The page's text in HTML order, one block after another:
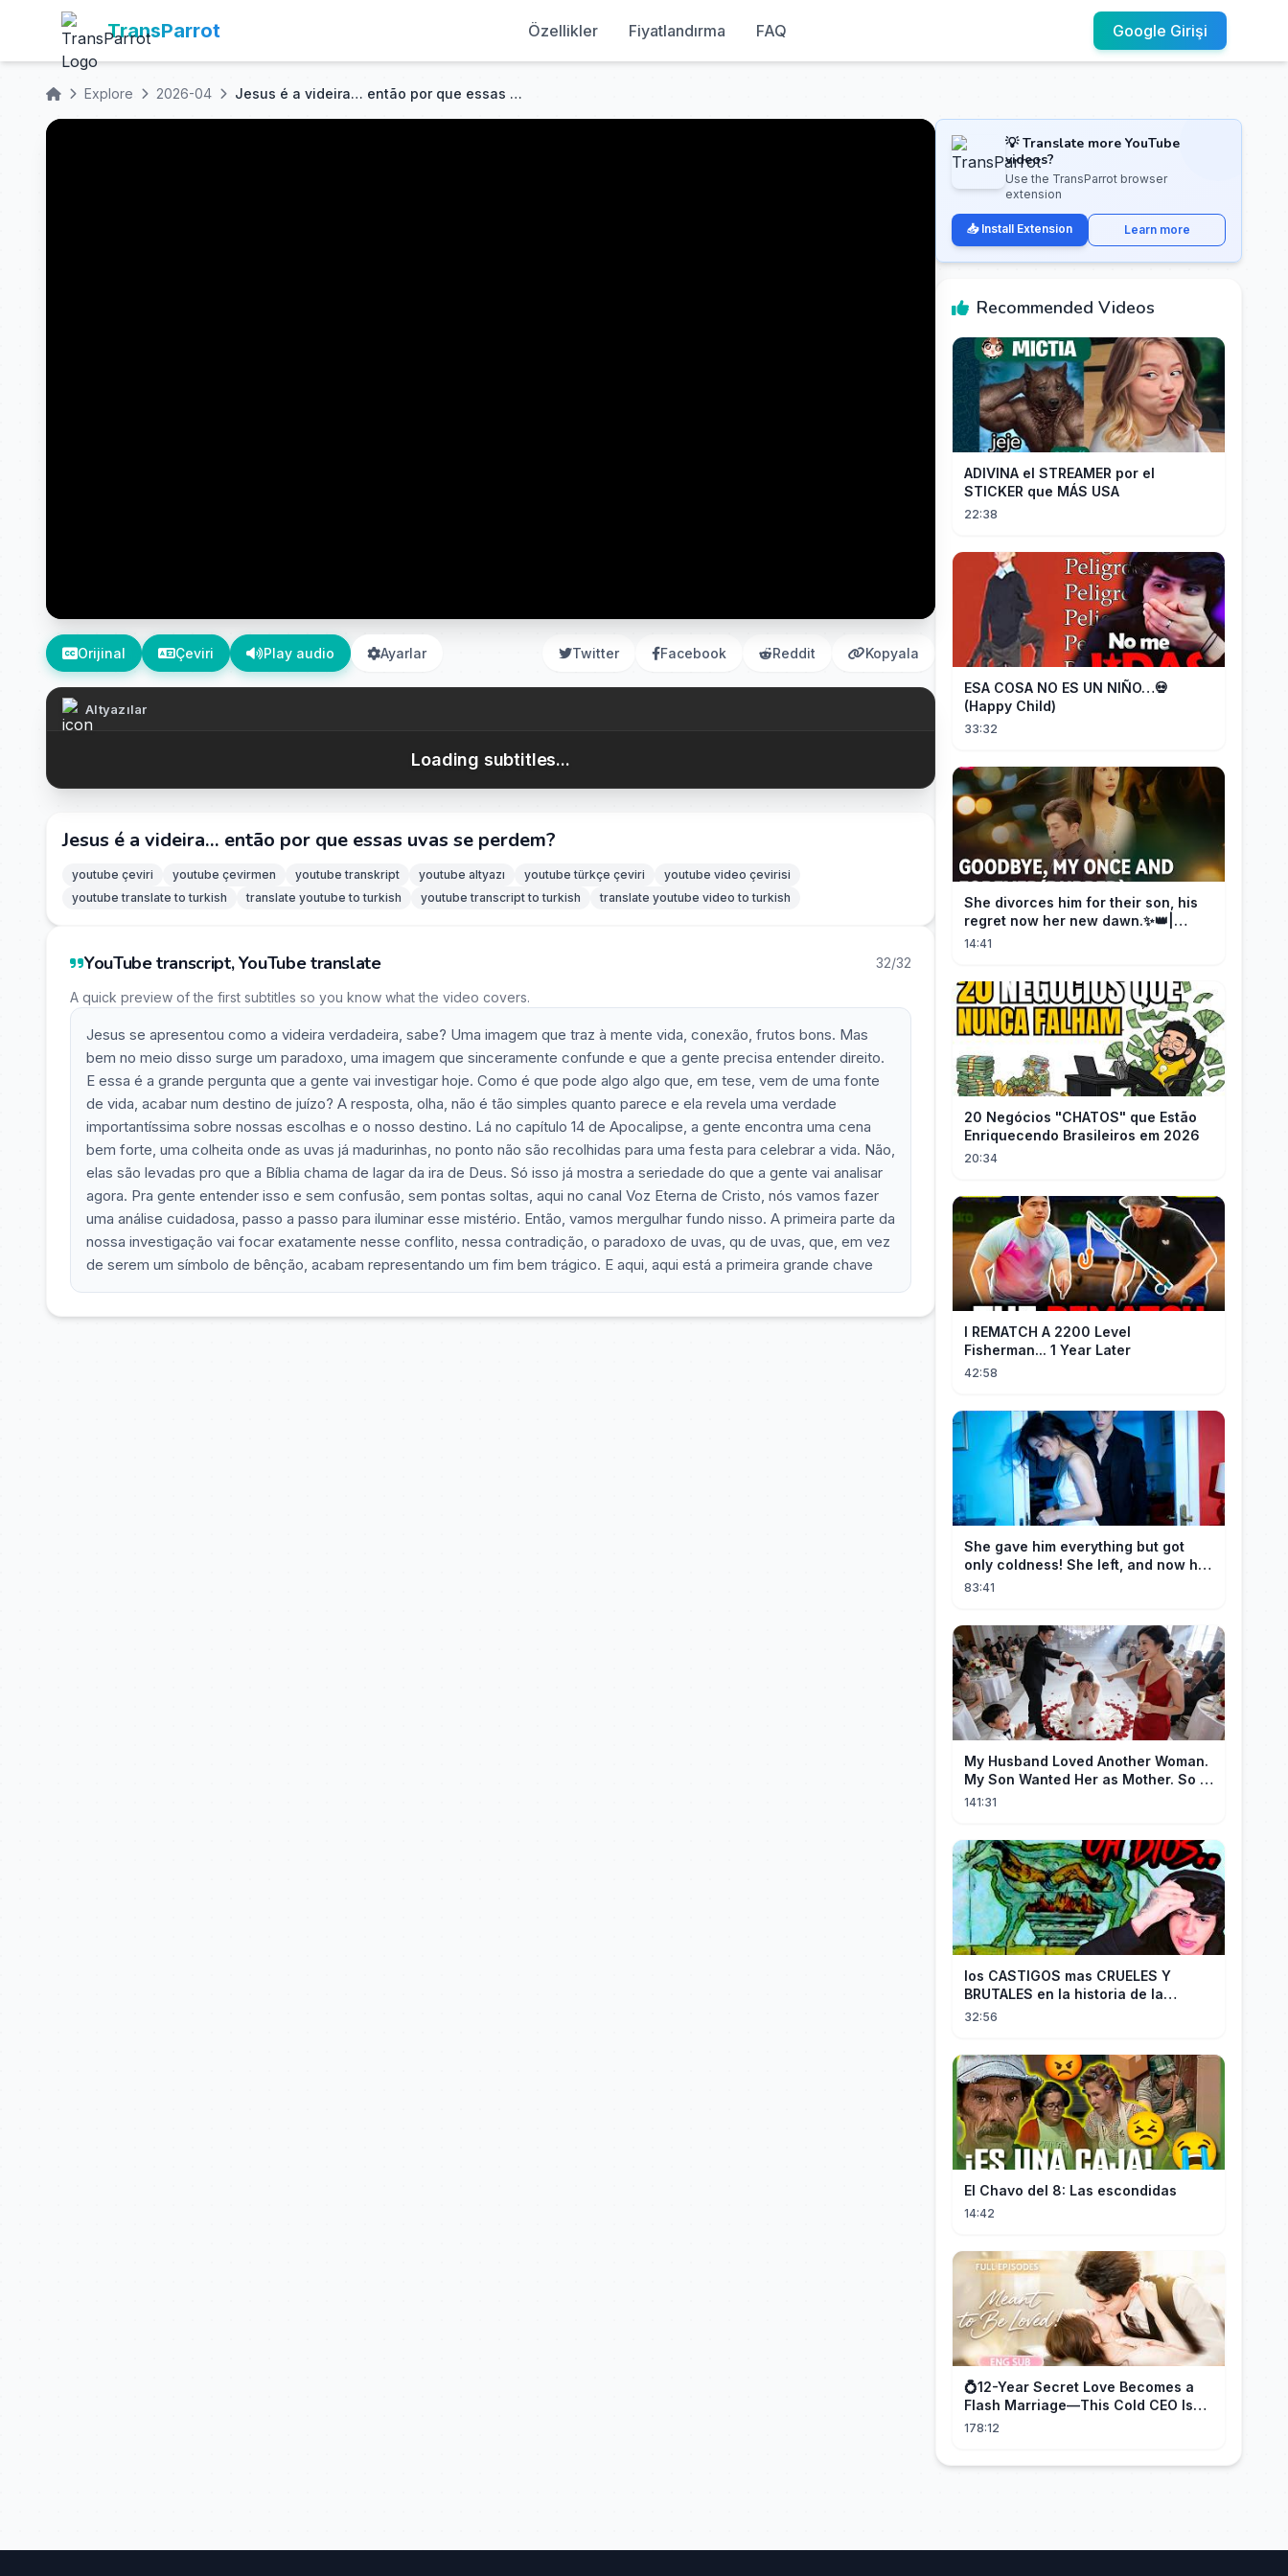
TransParrot Özellikler Fiyatlandırma FAQ Google Girişi
Explore 2026-04 Jesus é a videira… então por que essas uvas se perdem?
Orijinal Çeviri Play audio Ayarlar Twitter Facebook Reddit Kopyala
Altyazılar
Loading subtitles...
Jesus é a videira… então por que essas uvas se perdem?
youtube çeviri youtube çevirmen youtube transkript youtube altyazı youtube türkçe çeviri
youtube video çevirisi
youtube translate to turkish
translate youtube to turkish youtube transcript to turkish translate youtube video to turkish
YouTube transcript, YouTube translate 32/32
A quick preview of the first subtitles so you know what the video covers.
Jesus se apresentou como a videira verdadeira, sabe? Uma imagem que traz à mente vida, conexão, frutos bons. Mas
bem no meio disso surge um paradoxo, uma imagem que sinceramente confunde e que a gente precisa entender direito.
E essa é a grande pergunta que a gente vai investigar hoje. Como é que pode algo algo que, em tese, vem de uma fonte
de vida, acabar num destino de juízo? A resposta, olha, não é tão simples quanto parece e ela revela uma verdade
importantíssima sobre nossas escolhas e o nosso destino. Lá no capítulo 14 de Apocalipse, a gente encontra uma cena
bem forte, uma colheita onde as uvas já madurinhas, no ponto não são recolhidas para uma festa para celebrar a vida. Não,
elas são levadas pro que a Bíblia chama de lagar da ira de Deus. Só isso já mostra a seriedade do que a gente vai analisar
agora. Pra gente entender isso e sem confusão, sem pontas soltas, aqui no canal Voz Eterna de Cristo, nós vamos fazer
uma análise cuidadosa, passo a passo para iluminar esse mistério. Então, vamos mergulhar fundo nisso. A primeira parte da
nossa investigação vai focar exatamente nesse conflito, nessa contradição, o paradoxo de uvas, qu de uvas, que, em vez
de serem um símbolo de bênção, acabam representando um fim bem trágico. E aqui, aqui está a primeira grande chave
💡 Translate more YouTube
videos?
Use the TransParrot browser
extension
📥 Install Extension Learn more
Recommended Videos
ADIVINA el STREAMER por el
STICKER que MÁS USA
22:38
ESA COSA NO ES UN NIÑO…💀
(Happy Child)
33:32
She divorces him for their son, his
regret now her new dawn.✨👑|
DramaBox
14:41
20 Negócios "CHATOS" que Estão
Enriquecendo Brasileiros em 2026
20:34
I REMATCH A 2200 Level
Fisherman... 1 Year Later
42:58
She gave him everything but got
only coldness! She left, and now he
is dying of regret!
83:41
My Husband Loved Another Woman.
My Son Wanted Her as Mother. So I
Left Them Both to Find Myself.
141:31
los CASTIGOS mas CRUELES Y
BRUTALES en la historia de la
HUMANIDAD...
32:56
El Chavo del 8: Las escondidas
14:42
💍12-Year Secret Love Becomes a
Flash Marriage—This Cold CEO Is
Addicted to Her!
178:12